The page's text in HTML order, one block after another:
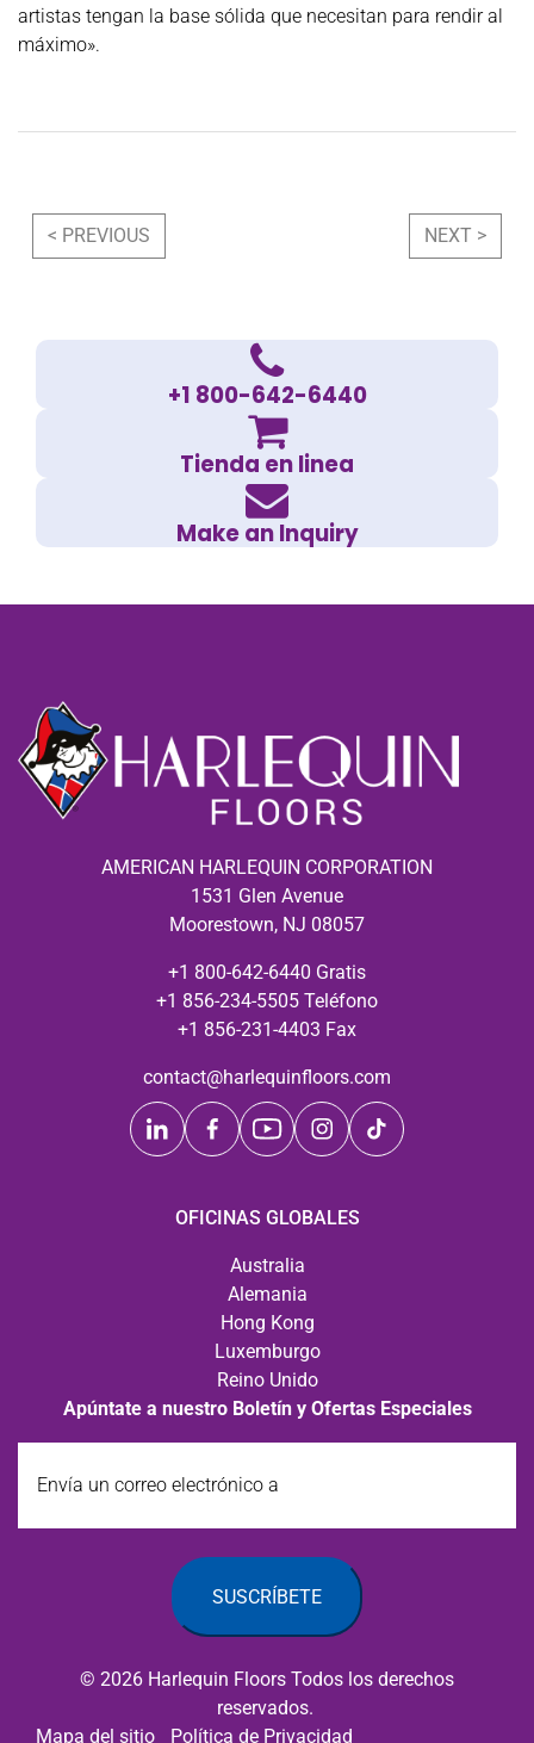
artistas tengan la base sólida que necesitan para rendir al
máximo».
Post navigation
< PREVIOUS NEXT >
+1 800-642-6440
Tienda en linea
Make an Inquiry
AMERICAN HARLEQUIN CORPORATION
1531 Glen Avenue
Moorestown, NJ 08057
+1 800-642-6440 Gratis
+1 856-234-5505 Teléfono
+1 856-231-4403 Fax
contact@harlequinfloors.com
OFICINAS GLOBALES
Australia
Alemania
Hong Kong
Luxemburgo
Reino Unido
Apúntate a nuestro Boletín y Ofertas Especiales
un
© 2026 Harlequin Floors Todos los derechos
reservados.
Mapa del sitio
Política de Privacidad